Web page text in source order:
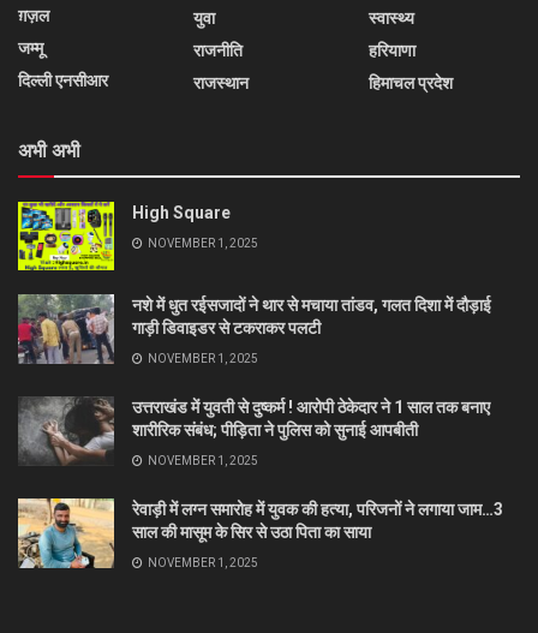
ग़ज़ल
जम्मू
दिल्ली एनसीआर
युवा
राजनीति
राजस्थान
स्वास्थ्य
हरियाणा
हिमाचल प्रदेश
अभी अभी
High Square
NOVEMBER 1, 2025
नशे में धुत रईसजादों ने थार से मचाया तांडव, गलत दिशा में दौड़ाई
गाड़ी डिवाइडर से टकराकर पलटी
NOVEMBER 1, 2025
उत्तराखंड में युवती से दुष्कर्म ! आरोपी ठेकेदार ने 1 साल तक बनाए
शारीरिक संबंध; पीड़िता ने पुलिस को सुनाई आपबीती
NOVEMBER 1, 2025
रेवाड़ी में लग्न समारोह में युवक की हत्या, परिजनों ने लगाया जाम…3
साल की मासूम के सिर से उठा पिता का साया
NOVEMBER 1, 2025